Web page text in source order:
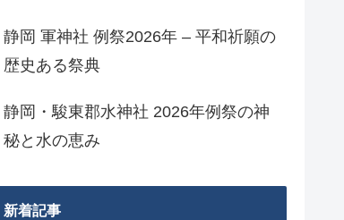
静岡 軍神社 例祭2026年 – 平和祈願の
歴史ある祭典
静岡・駿東郡水神社 2026年例祭の神
秘と水の恵み
新着記事